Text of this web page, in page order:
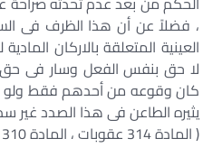
، فضلاً عن أن هذا الظرف فى
العينية المتعلقة بالاركان
لا حق بنفس الفعل وسار فى
كان وقوعه من أحدهم فقط ولو
يثيره الطاعن فى هذا الصدد غير
( المادة 314 عقوبات ، المادة 310 اجراءات جنائية)